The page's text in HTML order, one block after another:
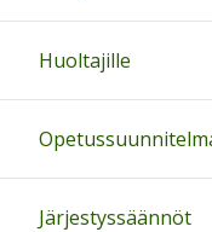
Huoltajille
Järjestyssäännöt